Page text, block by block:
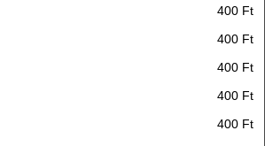
400 Ft
400 Ft
400 Ft
400 Ft
400 Ft